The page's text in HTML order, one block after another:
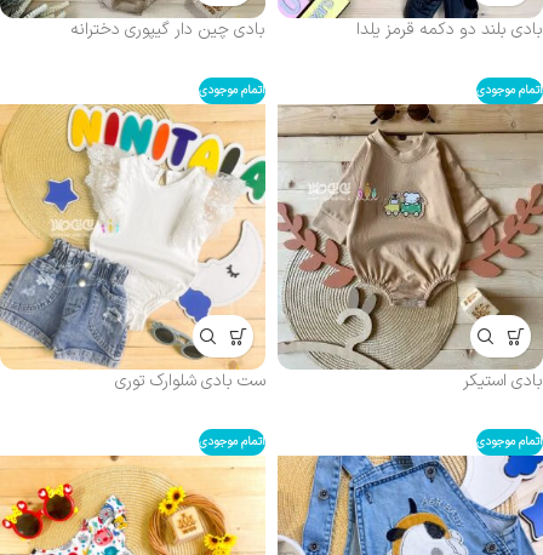
بادی بلند دو دکمه قرمز یلدا بادی چین دار گیپوری دخترانه
اتمام موجودی
بادی استیکر
اتمام موجودی
ست بادی شلوارک توری
اتمام موجودی اتمام موجودی